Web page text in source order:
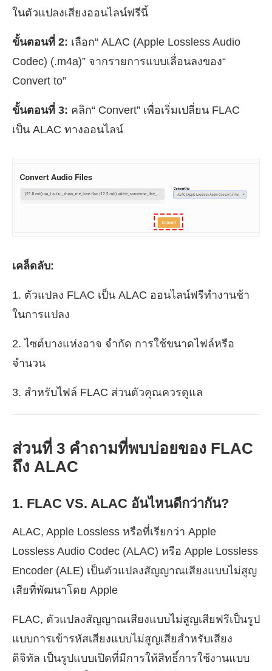
ในตัวแปลงเสียงออนไลน์ฟรีนี้
ขั้นตอนที่ 2: เลือก“ ALAC (Apple Lossless Audio
Codec) (.m4a)” จากรายการแบบเลื่อนลงของ“
Convert to”
ขั้นตอนที่ 3: คลิก“ Convert” เพื่อเริ่มเปลี่ยน FLAC
เป็น ALAC ทางออนไลน์
เคล็ดลับ:
1. ตัวแปลง FLAC เป็น ALAC ออนไลน์ฟรีทำงานช้า
ในการแปลง
2. ไซต์บางแห่งอาจ จำกัด การใช้ขนาดไฟล์หรือ
จำนวน
3. สำหรับไฟล์ FLAC ส่วนตัวคุณควรดูแล
ส่วนที่ 3 คำถามที่พบบ่อยของ FLAC
ถึง ALAC
1. FLAC VS. ALAC อันไหนดีกว่ากัน?
ALAC, Apple Lossless หรือที่เรียกว่า Apple
Lossless Audio Codec (ALAC) หรือ Apple Lossless
Encoder (ALE) เป็นตัวแปลงสัญญาณเสียงแบบไม่สูญ
เสียที่พัฒนาโดย Apple
FLAC, ตัวแปลงสัญญาณเสียงแบบไม่สูญเสียฟรีเป็นรูป
แบบการเข้ารหัสเสียงแบบไม่สูญเสียสำหรับเสียง
ดิจิทัล เป็นรูปแบบเปิดที่มีการให้สิทธิ์การใช้งานแบบ